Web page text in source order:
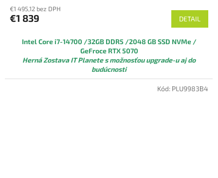
€1 495,12 bez DPH
€1 839 DETAIL
Intel Core i7-14700 /32GB DDR5 /2048 GB SSD NVMe /
GeFroce RTX 5070
Herná Zostava IT Planete s možnosťou upgrade-u aj do
budúcnosti
Kód: PLU9983B4